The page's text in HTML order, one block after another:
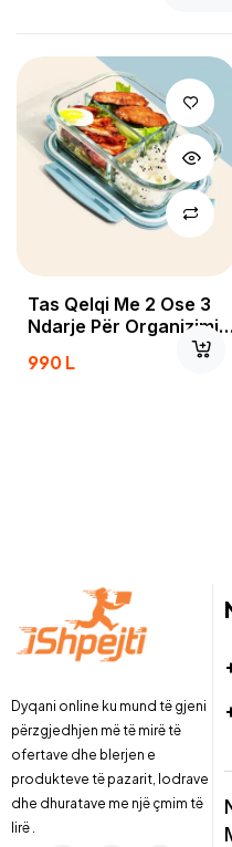
Tas Qelqi Me 2 Ose 3
Ndarje Për Organizimin
990L
Dyqani online ku mund të gjeni
përzgjedhjen më të mirë të
ofertave dhe blerjen e
produkteve të pazarit, lodrave
dhe dhuratave me një çmim të
lirë .